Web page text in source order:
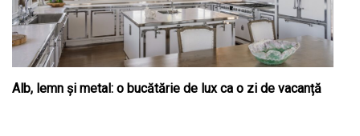
Alb, lemn și metal: o bucătărie de lux ca o zi de vacanță